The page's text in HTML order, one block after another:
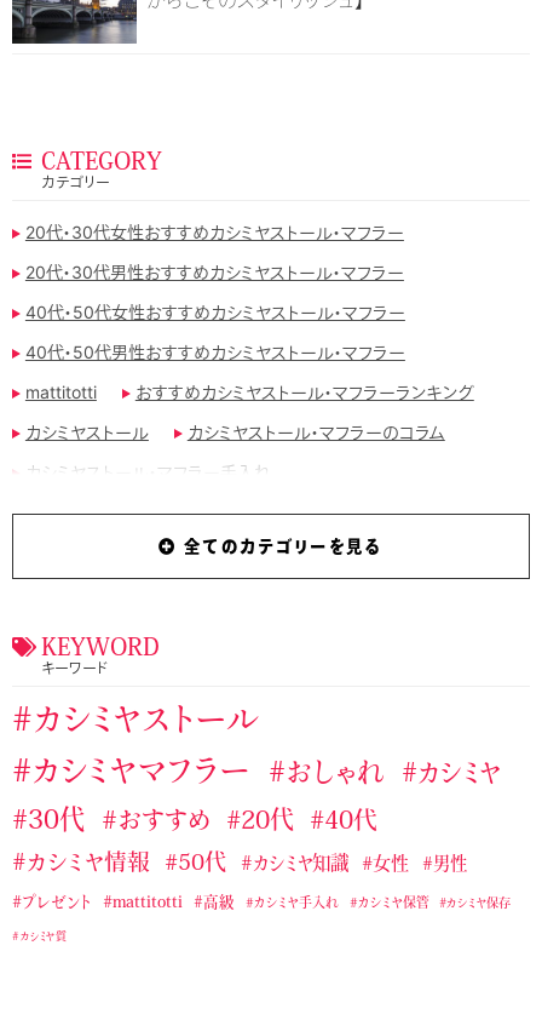
CATEGORY
カテゴリー
20代・30代女性おすすめカシミヤストール・マフラー
20代・30代男性おすすめカシミヤストール・マフラー
40代・50代女性おすすめカシミヤストール・マフラー
40代・50代男性おすすめカシミヤストール・マフラー
mattitotti
おすすめカシミヤストール・マフラーランキング
カシミヤストール
カシミヤストール・マフラーのコラム
カシミヤストール・マフラー手入れ
カシミヤストール・マフラー手編み
カシミヤストール・マフラー用ブラシ
カシミヤマフラー
テストカテゴリー１
バーバリーおすすめカシミヤストール・マフラー
ラルフローレンのおすすめカシミヤストール・マフラー
ランバンカシミヤストール・マフラー
無印良品のおすすめカシミヤストール・マフラー
全てのカテゴリーを見る
KEYWORD
キーワード
カシミヤストール
カシミヤマフラー
おしゃれ
カシミヤ
30代
おすすめ 20代 40代
カシミヤ情報 50代 カシミヤ知識 女性 男性
プレゼント mattitotti 高級 カシミヤ手入れ カシミヤ保管 カシミヤ保存
カシミヤ質